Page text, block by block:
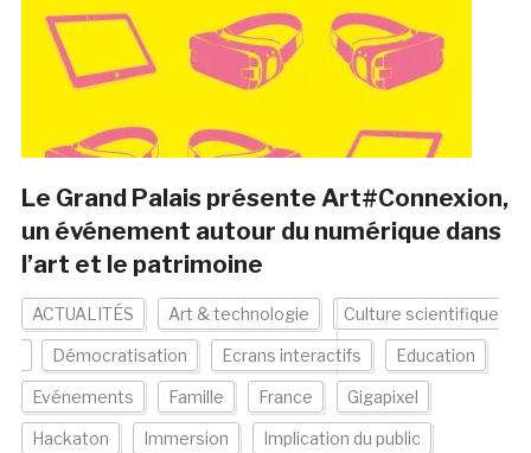
Le Grand Palais présente Art#Connexion,
un événement autour du numérique dans
l’art et le patrimoine
ACTUALITÉS Art & technologie Culture scientifique
Démocratisation Ecrans interactifs Education
Evénements Famille France Gigapixel
Hackaton Immersion Implication du public